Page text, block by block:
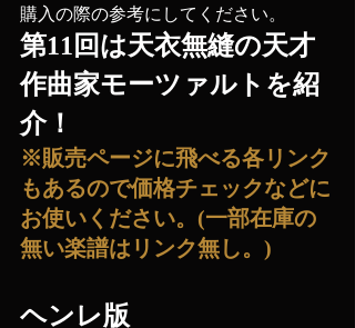
購入の際の参考にしてください。
第11回は天衣無縫の天才
作曲家モーツァルトを紹
介！
※販売ページに飛べる各リンク
もあるので価格チェックなどに
お使いください。(一部在庫の
無い楽譜はリンク無し。)
ヘンレ版